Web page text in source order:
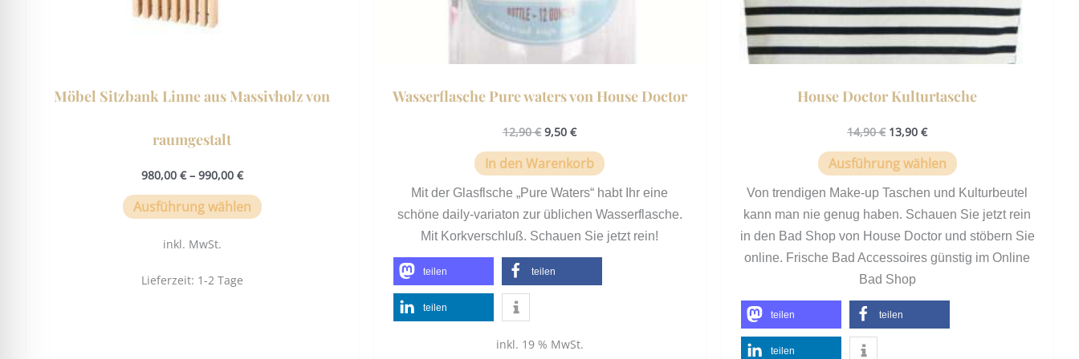
Möbel Sitzbank Linne aus Massivholz von
raumgestalt
980,00 €– 990,00 €
Ausführung wählen
inkl. MwSt.
Lieferzeit: 1-2 Tage
Wasserflasche Pure waters von House Doctor
12,90€ 9,50 €
In den Warenkorb
Mit der Glasflsche „Pure Waters“ habt Ihr eine
schöne daily-variaton zur üblichen Wasserflasche.
Mit Korkverschluß. Schauen Sie jetzt rein!
teilen teilen
teilen
inkl. 19 % MwSt.
House Doctor Kulturtasche
14,90€ 13,90 €
Ausführung wählen
werden
Von trendigen Make-up Taschen und Kulturbeutel
kann man nie genug haben. Schauen Sie jetzt rein
in den Bad Shop von House Doctor und stöbern Sie
online. Frische Bad Accessoires günstig im Online
Bad Shop
teilen teilen
teilen